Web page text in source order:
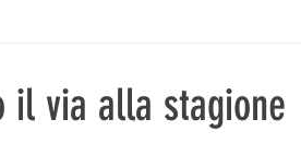
il via alla stagione